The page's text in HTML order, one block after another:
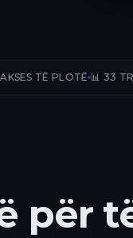
📊 33 TRADE-E TË
për